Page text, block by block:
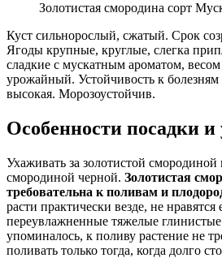
Золотистая смородина сорт
Куст сильнорослый, сжатый. Срок
Ягоды крупные, круглые, слегка
сладкие с мускатным ароматом,
урожайный. Устойчивость к болезням
высокая. Морозоустойчив.
Особенности посадки и
Ухаживать за золотистой
смородиной черной. Золотистая
требовательна к поливам и
расти практически везде, не нравятся
переувлажненные тяжелые
упоминалось, к поливу растение не
поливать только тогда, когда долго